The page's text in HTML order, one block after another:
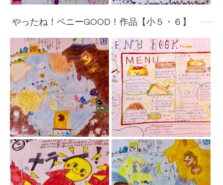
やったね！ベニーGOOD！作品【小５・６】